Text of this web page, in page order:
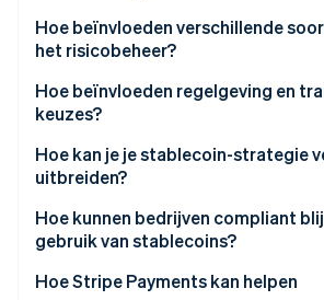
Hoe beïnvloeden verschillende
het risicobeheer?
Door fiat ondersteunde stablecoins
Stablecoins met een onderpand
Algoritmische stablecoins
Hoe beïnvloeden regelgeving en
keuzes?
Duidelijkere regels om het
Afstemming op regelgeving en
Klaar voor compliance
Hoe kan je je stablecoin-strategie
uitbreiden?
Hoe kunnen bedrijven compliant
gebruik van stablecoins?
Pas hetzelfde beheer toe als voor
Hoe Stripe Payments kan helpen